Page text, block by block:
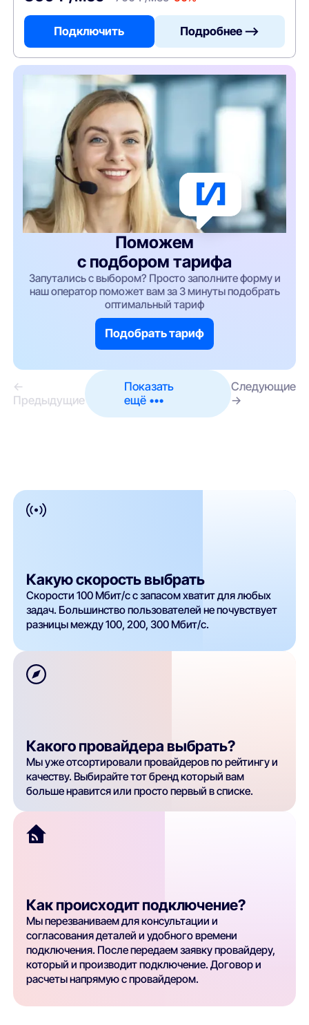
Подключить Подробнее —>
Поможем
с подбором тарифа
Запутались с выбором? Просто заполните форму и
наш оператор поможет вам за 3 минуты подобрать
оптимальный тариф
Подобрать тариф
←
Предыдущие
Показать
ещё •••
Следующие
→
Какую скорость выбрать
Скорости 100 Мбит/с с запасом хватит для любых
задач. Большинство пользователей не почувствует
разницы между 100, 200, 300 Мбит/с.
Какого провайдера выбрать?
Мы уже отсортировали провайдеров по рейтингу и
качеству. Выбирайте тот бренд который вам
больше нравится или просто первый в списке.
Как происходит подключение?
Мы перезваниваем для консультации и
согласования деталей и удобного времени
подключения. После передаем заявку провайдеру,
который и производит подключение. Договор и
расчеты напрямую с провайдером.